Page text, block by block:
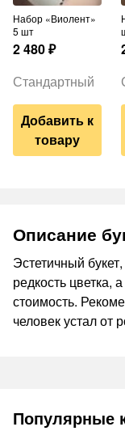
Набор «Виолент»
5 шт
2 480₽
Стандартный
Добавить к
товару
Набор
Описание
Эстетичный
редкость цветка,
стоимость.
человек устал от
Популярные